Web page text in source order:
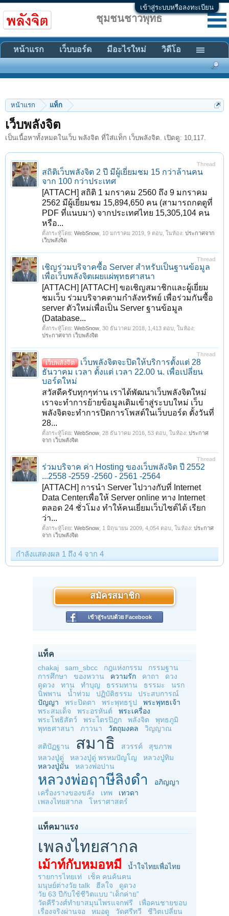
เข้าสู่ระบบหรือลงทะเบียน
หน้าแรก แท็ก
เว็บพลังจิต
เป็นเนื้อหาทั้งหมดในเว็บ พลังจิต ที่ใส่แท็ก เว็บพลังจิต. เปิดดู: 10,117.
Thread
สถิติเว็บพลังจิต 2 ปี มีผู้เยี่ยมชม 15 กว่าล้านคน
จาก 100 กว่าประเทศ
[ATTACH] สถิติ 1 มกราคม 2560 ถึง 9 มกราคม
2562 มีผู้เยี่ยมชม 15,894,650 คน (สามารถกดดูที่
PDF ที่แนบมา) จากประเทศไทย 15,305,104 คน
หรือ...
ตั้งกระทู้โดย: WebSnow 10 มกราคม 2019 , 9 ตอบ, ในห้อง: ประกาศจาก
เว็บพลังจิต
Thread
เชิญร่วมบริจาคซื้อ Server สำหรับเป็นฐานข้อมูล
เพื่อเว็บพลังจิตเผยแผ่พุทธศาสนา
[ATTACH] [ATTACH] ขอเชิญสมาชิกและผู้เยี่ยม
ชมเว็บ ร่วมบริจาคตามกำลังทรัพย์ เพื่อร่วมกันซื้อ
server ตัวใหม่เพื่อเป็น Server ฐานข้อมูล
(Database...
ตั้งกระทู้โดย: WebSnow 30 ธันวาคม 2018 , 1,413 ตอบ, ในห้อง:
ประกาศจาก เว็บพลังจิต
Thread
เว็บพลังจิต
เว็บพลังจิตจะปิดให้บริการตั้งแต่ 28
ธันวาคม เวลา ตั้งแต่ เวลา 22.00 น. เพื่อเปลี่ยน
บอร์ดใหม่
สวัสดีครับทุกๆท่าน เราได้พัฒนาเว็บพลังจิตใหม่
เราจะทำการย้ายข้อมูลเดิมเข้าสู่ระบบใหม่ เว็บ
พลังจิตจะทำการปิดการโพสต์ในเว็บบอร์ด ตั้งวันที่
28...
ตั้งกระทู้โดย: WebSnow 28 ธันวาคม 2016 , 53 ตอบ, ในห้อง: ประกาศ
จาก เว็บพลังจิต
Thread
ร่วมบริจาค ค่า Hosting ของเว็บพลังจิต ปี 2552
...2558 -2559 -2560 - 2561 -2564
[ATTACH] การนำ Server ไปวางกับที่ Internet
Data Centerเพื่อให้ Server online ทาง Internet
ตลอด 24 ชั่วโมง ทำให้คนเยี่ยมเว็บไซต์ได้ เรียก
ว่า...
ตั้งกระทู้โดย: WebSnow 1 มิถุนายน 2009 , 4,054 ตอบ, ในห้อง: ประกาศ
จาก เว็บพลังจิต
กำลังแสดงผล 1 ถึง 4 จาก 4
สมัครสมาชิก
เข้าสู่ระบบด้วย Facebook
แท็ค
chakaj sam_sbcc กฎแห่งกรรม
กรรมฐาน
การศึกษา
ของหวาน ความรัก คาถา
ดวง
ดูดวง
ทาน ทำบุญ ธรรมทาน ธรรมะ
นรก
นิพพาน
น้ำท่วม ปฏิบัติธรรม
ประสบการณ์
ปัญญา
พระปิดตา พระพุทธรูป
พระพุทธเจ้า
พระสมเด็จ
พระอรหันต์
พระเครื่อง
พระโพธิสัตว์
พระไตรปิฎก พลังจิต
พุทธภูมิ
พุทธศาสนา
ภาวนา วัตถุมงคล วิญญาณ
สติปัฏฐาน สมาธิ สวรรค์
สุขภาพ
หลวงปู่ดู่
หลวงปู่ดู่ พรหมปัญโญ
หลวงปู่ทิม
หลวงปู่มั่น
หลวงพ่อปาน
หลวงพ่อฤาษีลิงดำ
อภิญญา
เครื่องรางของขลัง
เทพ
เทวดา
เพลงไทยสากล
โหราศาสตร์
แท็คมาแรง
เพลงไทยสากล
เม้าท์กับหมอหมี
น้ำใจไทยเพื่อไทย
รายการไทยเท่
เช็ค คนค้นฅน
มนุษย์ต่างวัย talk
ฮีลใจ
ดูดวง
วัย 63 ปีกับใช้ชีวิตแบบ “เด็กค่าย”
วัดคีรีวงศ์ทำยาสมุนไพรแจกฟรี
เพื่อคนชายขอบ
เรื่องจริงผ่านจอ
หมอดู วัดศรีทวี ชีวิตเปลี่ยน
ชุมชนชาวพุทธ
หน้าแรก เว็บบอร์ด มีอะไรใหม่ วิดีโอ